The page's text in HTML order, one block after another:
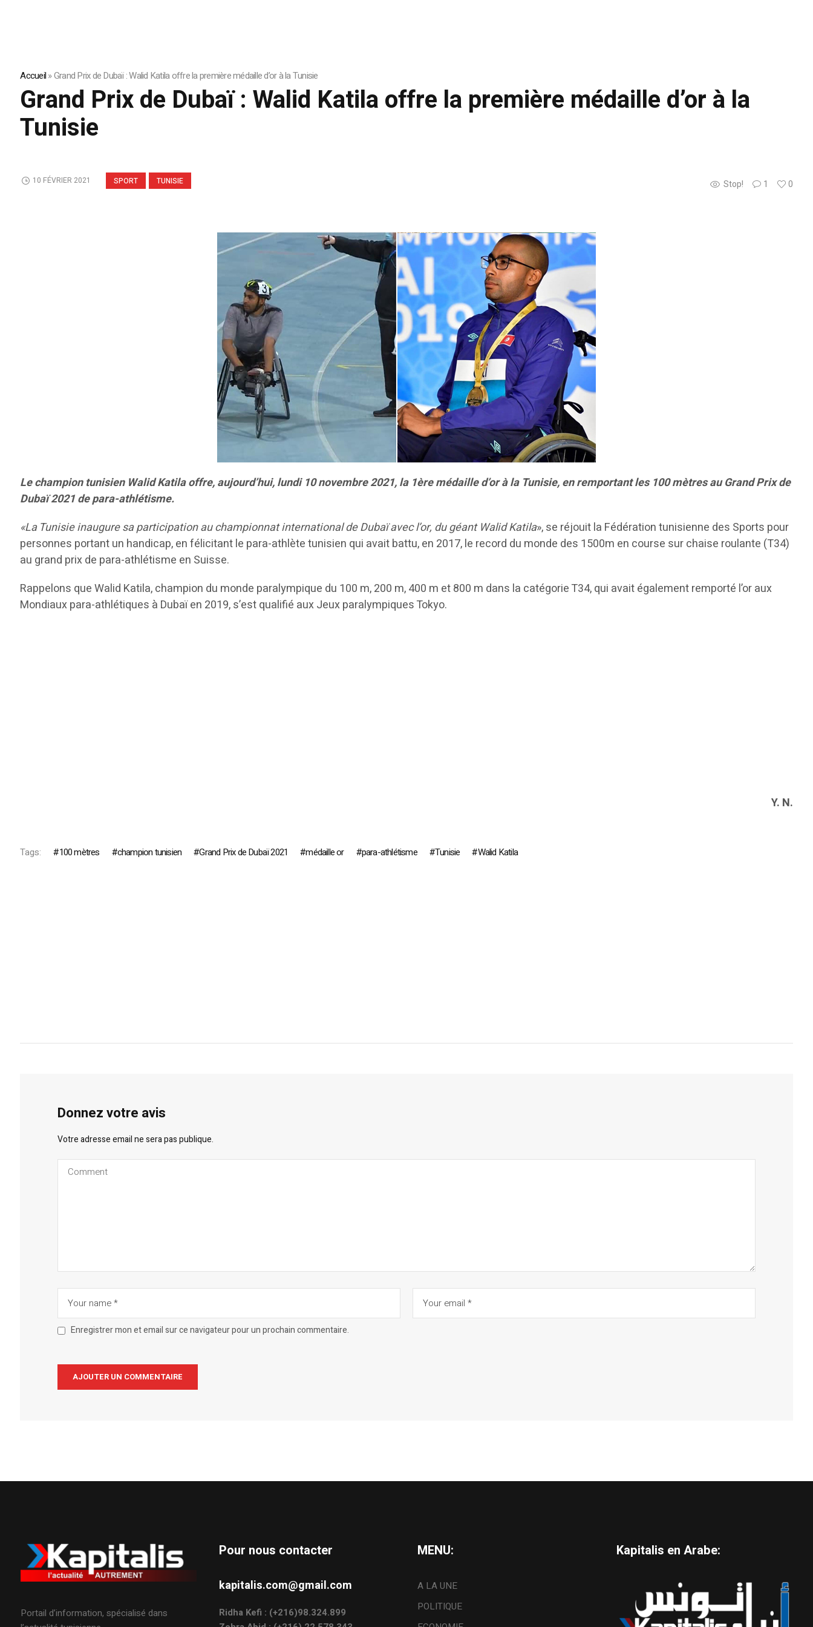
Accueil»Grand Prix de Dubaï : Walid Katila offre la première médaille d’or à la Tunisie
Grand Prix de Dubaï : Walid Katila offre la première médaille d’or à la
Tunisie
SPORT TUNISIE Stop! 1 0
10 FÉVRIER 2021
Le champion tunisien Walid Katila offre, aujourd’hui, lundi 10 novembre 2021, la 1ère médaille d’or à la Tunisie, en remportant les 100 mètres au Grand Prix de
Dubaï 2021 de para-athlétisme.
«La Tunisie inaugure sa participation au championnat international de Dubaï avec l’or, du géant Walid Katila», se réjouit la Fédération tunisienne des Sports pour
personnes portant un handicap, en félicitant le para-athlète tunisien qui avait battu, en 2017, le record du monde des 1500m en course sur chaise roulante (T34)
au grand prix de para-athlétisme en Suisse.
Rappelons que Walid Katila, champion du monde paralympique du 100 m, 200 m, 400 m et 800 m dans la catégorie T34, qui avait également remporté l’or aux
Mondiaux para-athlétiques à Dubaï en 2019, s’est qualifié aux Jeux paralympiques Tokyo.
Y. N.
Tags: 100 mètres champion tunisien Grand Prix de Dubaï 2021 médaille or para-athlétisme Tunisie Walid Katila
Donnez votre avis
Votre adresse email ne sera pas publique.
Enregistrer mon et email sur ce navigateur pour un prochain commentaire.
Portail d’information, spécialisé dans
Pour nous contacter
kapitalis.com@gmail.com
Ridha Kefi : (+216)98.324.899
MENU:
A LA UNE
POLITIQUE
Kapitalis en Arabe: